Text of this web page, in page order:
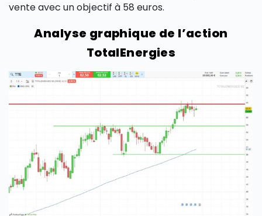
vente avec un objectif à 58 euros.
Analyse graphique de l’action
TotalEnergies